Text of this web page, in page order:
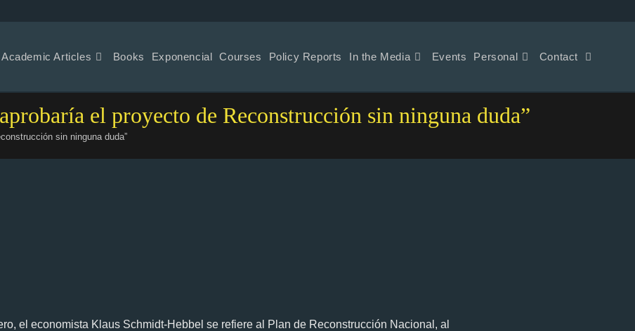
Academic Articles Books Exponencial Courses Policy Reports In the Media Events Personal Contact
el proyecto de Reconstrucción sin ninguna duda”
sin ninguna duda”
el economista Klaus Schmidt-Hebbel se refiere al Plan de Reconstrucción Nacional, al